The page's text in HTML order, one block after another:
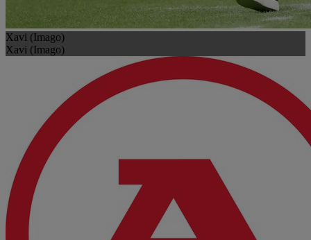
Xavi (Imago)
Xavi (Imago)